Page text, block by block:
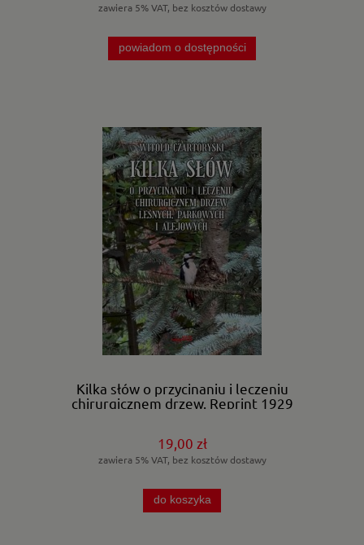
zawiera 5% VAT, bez kosztów dostawy
powiadom o dostępności
Kilka słów o przycinaniu i leczeniu
chirurgicznem drzew. Reprint 1929
19,00 zł
zawiera 5% VAT, bez kosztów dostawy
do koszyka